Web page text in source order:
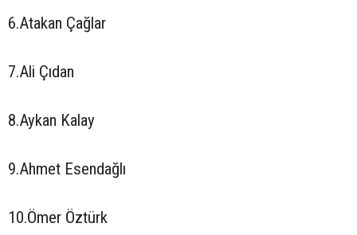
6.Atakan Çağlar
7.Ali Çıdan
8.Aykan Kalay
9.Ahmet Esendağlı
10.Ömer Öztürk